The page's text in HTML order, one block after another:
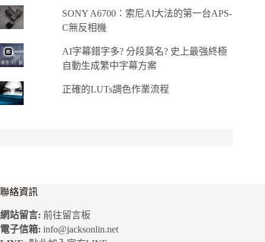
SONY A6700：索尼AI大法的第一台APS-
C無反相機
AI字幕錯字多? 分段莫名? 史上最強終極
自動生成繁中字幕方案
正確的LUTs調色作業流程
聯絡資訊
網站留言: 前往留言板
電子信箱: info@jacksonlin.net